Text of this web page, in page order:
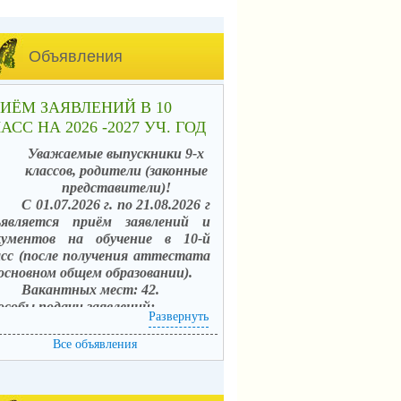
Объявления
ЗАЯВЛЕНИЙ В 10
НА 2026 -2027 УЧ. ГОД
Уважаемые выпускники 9-х
классов, родители (законные
представители)!
С 01.07.2026 г. по 21.08.2026 г
приём заявлений и
на обучение в 10-й
(после получения аттестата
общем образовании).
Вакантных мест: 42.
подачи заявлений:
в электронной форме
единого портала
услуг (ЕПГУ) с
организации»;
Развернуть
Все объявления